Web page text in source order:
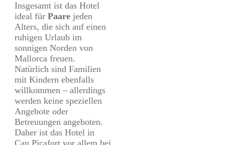
Insgesamt ist das Hotel
ideal für Paare jeden
Alters, die sich auf einen
ruhigen Urlaub im
sonnigen Norden von
Mallorca freuen.
Natürlich sind Familien
mit Kindern ebenfalls
willkommen – allerdings
werden keine speziellen
Angebote oder
Betreuungen angeboten.
Daher ist das Hotel in